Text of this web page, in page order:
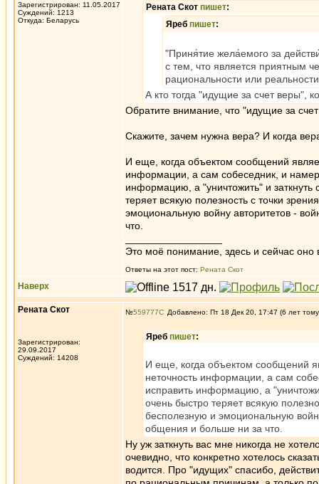
Зарегистрирован: 11.05.2017
Суждений: 1213
Откуда: Беларусь
Рената Скот пишет:
Яреб пишет:
"Приня́тие жела́емого за
с тем, что является приятным
рациональности или
А кто тогда "идущие за счет веры",
Обратите внимание, что "идущие за
Скажите, зачем нужна вера? И когда
И еще, когда объектом сообщений
информации, а сам собеседник, и
информацию, а "уничтожить" и заткнуть
теряет всякую полезность с точки
эмоциональную войну авторитетов -
что.
Это моё понимание, здесь и сейчас оно
Ответы на этот пост: Рената Скот
Наверх
Рената Скот
Зарегистрирован:
29.09.2017
Суждений: 14208
№559777 Добавлено: Пт 18 Дек 20, 17:47 (6 лет
Яреб пишет:
И еще, когда объектом сообщений
неточность информации, а сам
исправить информацию, а
очень быстро теряет всякую
бесполезную и эмоциональную
общения и больше ни за что.
Ну уж заткнуть вас мне никогда не
очевидно, что конкретно хотелось
водится. Про "идущих" спасибо,